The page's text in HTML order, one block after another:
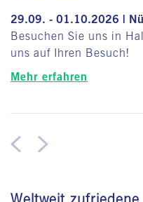
29.09. - 01.10.2026 |
Besuchen Sie uns in
uns auf Ihren Besuch!
Mehr erfahren